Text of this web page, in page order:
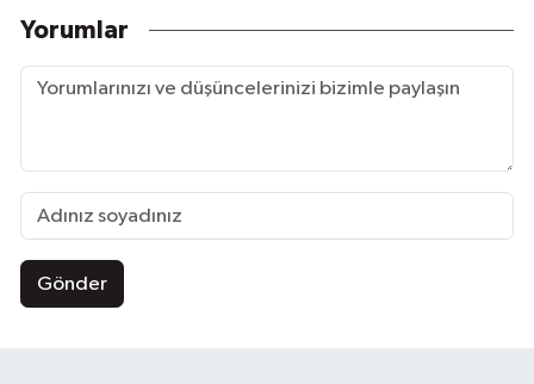
Yorumlar
Gönder